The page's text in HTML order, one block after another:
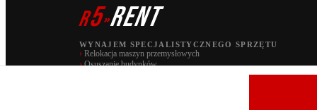
r5»RENT
WYNAJEM SPECJALISTYCZNEGO SPRZĘTU
› Relokacja maszyn przemysłowych
› Osuszanie budynków